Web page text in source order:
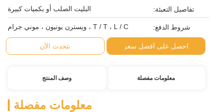
تفاصيل التعبئة: البليت الصلب أو بكميات كبيرة
شروط الدفع: T / T ، L / C ، ويسترن يونيون ، موني جرام
احصل على أفضل سعر نتحدث الآن
معلومات مفصلة وصف المنتج
معلومات مفصلة